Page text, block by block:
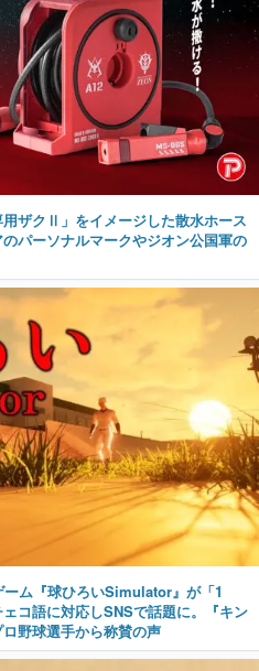
用ザクⅡ」をイメージした散水ホース
パーソナルマークやジオン公国軍の
ム『球ひろいSimulator』が「1
コ語に対応しSNSで話題に。『キン
野球選手から称賛の声